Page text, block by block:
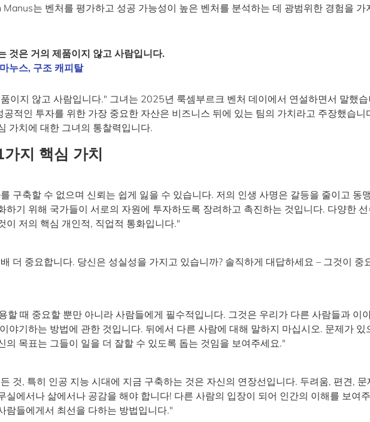
는 벤처를 평가하고 성공 가능성이 높은 벤처를 분석하는 데 광범위한 경험을 가
것은 거의 제품이지 않고 사람입니다.
누스, 구조 캐피탈
이지 않고 사람입니다." 그녀는 2025년 룩셈부르크 벤처 데이에서 연설하면서 말했습
공적인 투자를 위한 가장 중요한 자산은 비즈니스 뒤에 있는 팀의 가치라고 주장했습니
가치에 대한 그녀의 통찰력입니다.
지 핵심 가치
구축할 수 없으며 신뢰는 쉽게 잃을 수 있습니다. 저의 인생 사명은 갈등을 줄이고 동
하기 위해 국가들이 서로의 자원에 투자하도록 장려하고 촉진하는 것입니다. 다양한
이 저의 핵심 개인적, 직업적 통화입니다."
더 중요합니다. 당신은 성실성을 가지고 있습니까? 솔직하게 대답하세요 – 그것이 중
할 때 중요할 뿐만 아니라 사람들에게 필수적입니다. 그것은 우리가 다른 사람들과 이
야기하는 방법에 관한 것입니다. 뒤에서 다른 사람에 대해 말하지 마십시오. 문제가 있
의 목표는 그들이 일을 더 잘할 수 있도록 돕는 것임을 보여주세요."
것, 특히 인공 지능 시대에 지금 구축하는 것은 자신의 연장선입니다. 두려움, 편견, 문
실에서나 삶에서나 공감을 해야 합니다! 다른 사람의 입장이 되어 인간의 이해를 보여
람들에게서 최선을 다하는 방법입니다."